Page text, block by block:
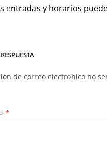
entradas y horarios
de correo electrónico no
*